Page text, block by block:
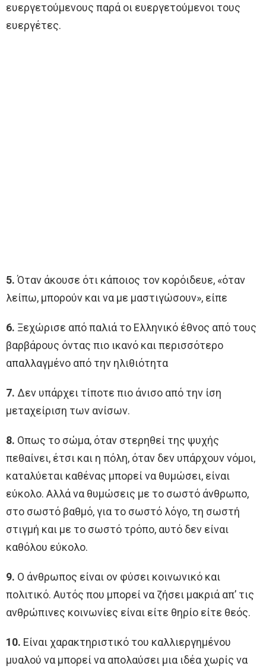
ευεργετούμενους παρά οι ευεργετούμενοι τους
ευεργέτες.
5.Όταν άκουσε ότι κάποιος τον κορόιδευε, «όταν
λείπω, μπορούν και να με μαστιγώσουν», είπε
6. Ξεχώρισε από παλιά το Ελληνικό έθνος από τους
βαρβάρους όντας πιο ικανό και περισσότερο
απαλλαγμένο από την ηλιθιότητα
7. Δεν υπάρχει τίποτε πιο άνισο από την ίση
μεταχείριση των ανίσων.
8. Οπως το σώμα, όταν στερηθεί της ψυχής
πεθαίνει, έτσι και η πόλη, όταν δεν υπάρχουν νόμοι,
καταλύεται καθένας μπορεί να θυμώσει, είναι
εύκολο. Αλλά να θυμώσεις με το σωστό άνθρωπο,
στο σωστό βαθμό, για το σωστό λόγο, τη σωστή
στιγμή και με το σωστό τρόπο, αυτό δεν είναι
καθόλου εύκολο.
9. Ο άνθρωπος είναι ον φύσει κοινωνικό και
πολιτικό. Αυτός που μπορεί να ζήσει μακριά απ’ τις
ανθρώπινες κοινωνίες είναι είτε θηρίο είτε θεός.
10. Είναι χαρακτηριστικό του καλλιεργημένου
μυαλού να μπορεί να απολαύσει μια ιδέα χωρίς να